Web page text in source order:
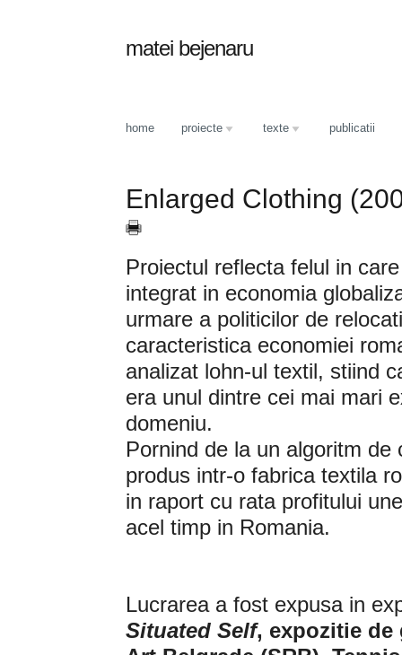
matei bejenaru
home proiecte texte publicatii
Enlarged Clothing
Proiectul reflecta felul in
integrat in economia
urmare a politicilor de
caracteristica economiei
analizat lohn-ul textil, stiind
era unul dintre cei mai mari
domeniu.
Pornind de la un algoritm
produs intr-o fabrica textila
in raport cu rata profitului
acel timp in Romania.
Lucrarea a fost expusa in
Situated Self, expozitie de